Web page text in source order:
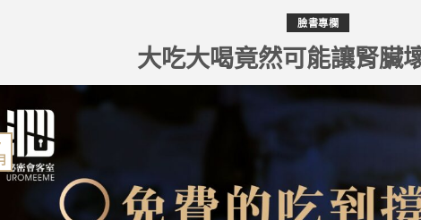
臉書專欄
大吃大喝竟然可能讓腎臟